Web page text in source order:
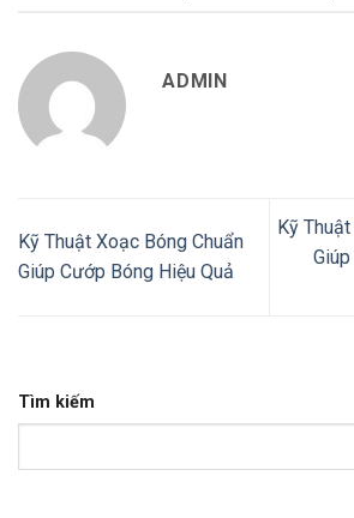
ADMIN
Kỹ Thuật Xoạc Bóng Chuẩn
Giúp Cướp Bóng Hiệu Quả
Kỹ
Tìm kiếm